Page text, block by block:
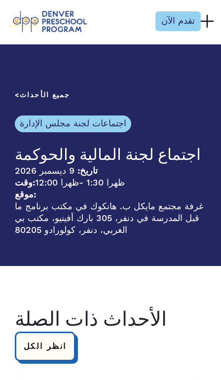
تقدم الآن
جميع الأحداث
اجتماعات لجنة مجلس الإدارة
اجتماع لجنة المالية والحوكمة
تاريخ:
وقت:
12:00 ظهرا
- 1:30 ظهرا
موقع:
غرفة مجتمع مايكل ب. هانكوك في مكتب برنامج ما
قبل المدرسة في دنفر، 305 بارك أفينيو، مكتب بي
الغربي، دنفر، كولورادو 80205
الأحداث ذات الصلة
انظر الكل